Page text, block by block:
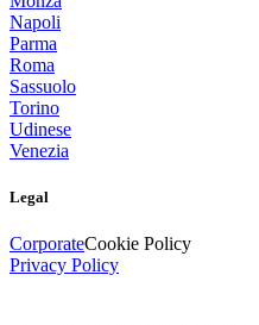
Napoli
Parma
Roma
Sassuolo
Torino
Udinese
Venezia
Legal
CorporateCookie Policy
Privacy Policy